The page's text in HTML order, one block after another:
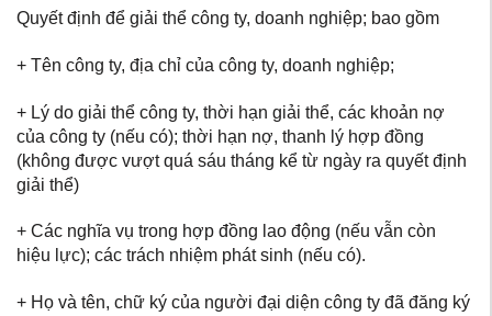
Quyết định để giải thể công ty, doanh nghiệp; bao gồm
+ Tên công ty, địa chỉ của công ty, doanh nghiệp;
+ Lý do giải thể công ty, thời hạn giải thể, các khoản nợ
của công ty (nếu có); thời hạn nợ, thanh lý hợp đồng
(không được vượt quá sáu tháng kể từ ngày ra quyết định
giải thể)
+ Các nghĩa vụ trong hợp đồng lao động (nếu vẫn còn
hiệu lực); các trách nhiệm phát sinh (nếu có).
+ Họ và tên, chữ ký của người đại diện công ty đã đăng ký